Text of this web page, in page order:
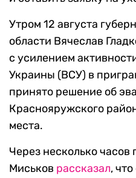
Утром 12 августа
области Вячеслав
с усилением
Украины (ВСУ) в
принято решение об
Краснояружского
места.
Через несколько часов
Миськов рассказал,